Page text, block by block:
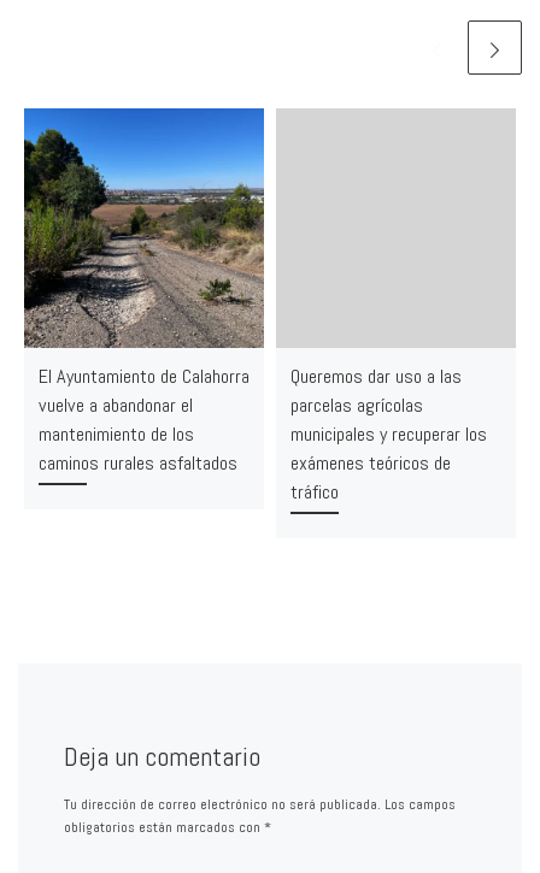
El Ayuntamiento de Calahorra
vuelve a abandonar el
mantenimiento de los
caminos rurales asfaltados
Queremos dar uso a las
parcelas agrícolas
municipales y recuperar los
exámenes teóricos de
tráfico
Deja un comentario
Tu dirección de correo electrónico no será publicada. Los campos
obligatorios están marcados con *